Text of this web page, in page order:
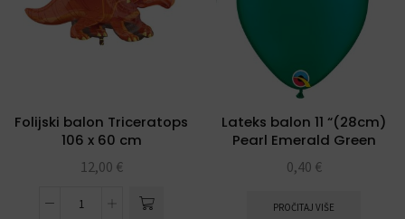
Folijski balon Triceratops
106 x 60 cm
12,00 €
Lateks balon 11 “(28cm)
Pearl Emerald Green
0,40 €
PROČITAJ VIŠE